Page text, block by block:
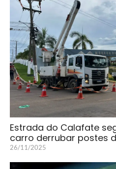
Estrada do Calafate
carro derrubar postes
26/11/2025